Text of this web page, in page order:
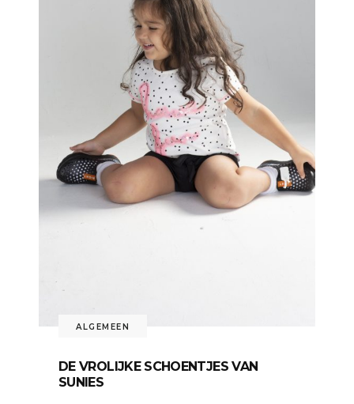
ALGEMEEN
DE VROLIJKE SCHOENTJES VAN
SUNIES